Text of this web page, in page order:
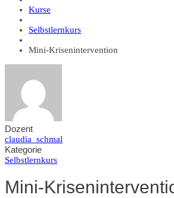
Kurse
Selbstlernkurs
Mini-Krisenintervention
Dozent
claudia_schmal
Kategorie
Selbstlernkurs
Mini-